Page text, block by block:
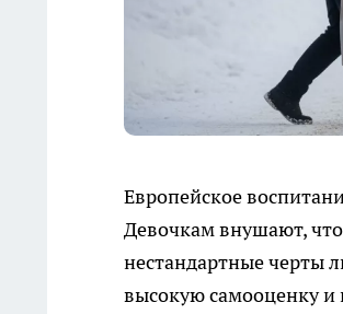
Европейское
Девочкам внушают,
нестандартные черты
высокую самооценку и